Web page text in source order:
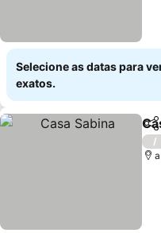
Selecione as datas para
exatos.
/